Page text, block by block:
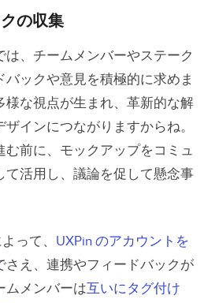
の収集
、チームメンバーやステーク
ックや意見を積極的に求めま
様な視点が生まれ、革新的な解
インにつながりますからね。
む前に、モックアップをコミュ
て活用し、議論を促して懸念事
って、 UXPin のアカウントを
さえ、連携やフィードバックが
ムメンバーは互いにタグ付け